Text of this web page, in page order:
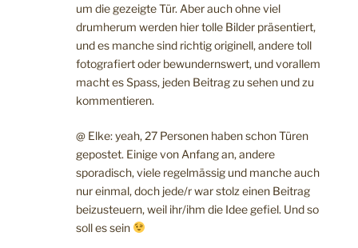
um die gezeigte Tür. Aber auch ohne viel
drumherum werden hier tolle Bilder präsentiert,
und es manche sind richtig originell, andere toll
fotografiert oder bewundernswert, und vorallem
macht es Spass, jeden Beitrag zu sehen und zu
kommentieren.
@ Elke: yeah, 27 Personen haben schon Türen
gepostet. Einige von Anfang an, andere
sporadisch, viele regelmässig und manche auch
nur einmal, doch jede/r war stolz einen Beitrag
beizusteuern, weil ihr/ihm die Idee gefiel. Und so
soll es sein